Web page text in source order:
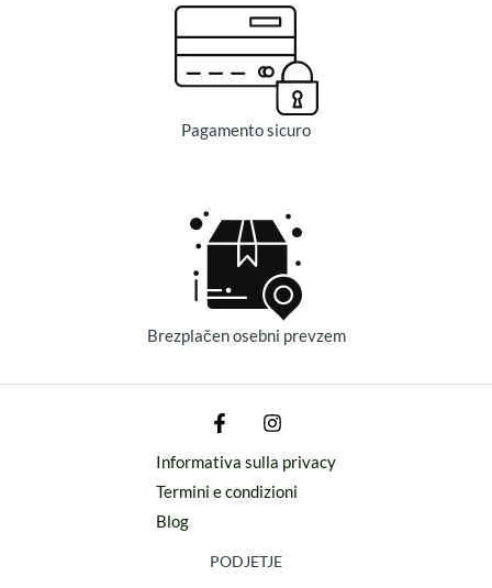
Pagamento sicuro
Brezplačen osebni prevzem
Informativa sulla privacy
Termini e condizioni
Blog
PODJETJE